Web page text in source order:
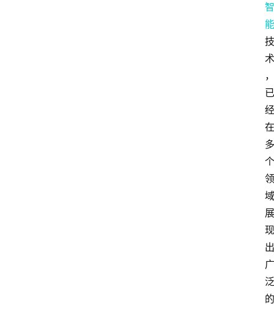
智
能
技
术
，
已
经
在
多
个
领
域
展
现
出
广
泛
的